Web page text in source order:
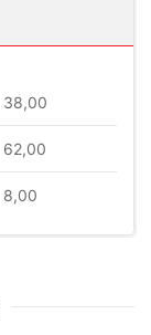
38,00
62,00
8,00